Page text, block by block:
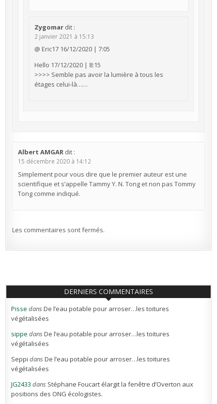
Zygomar dit :
2 janvier 2021 à 15:13
@ Eric17 16/12/2020 | 7:05
Hello 17/12/2020 | 8:15
>>>> Semble pas avoir la lumière à tous les
étages celui-là……
Albert AMGAR dit :
15 décembre 2020 à 14:12
Simplement pour vous dire que le premier auteur est une
scientifique et s’appelle Tammy Y. N. Tong et non pas Tommy
Tong comme indiqué.
Les commentaires sont fermés.
DERNIERS COMMENTAIRES
Pisse dansDe l’eau potable pour arroser…les toitures
végétalisées
sippe dansDe l’eau potable pour arroser…les toitures
végétalisées
Seppi dansDe l’eau potable pour arroser…les toitures
végétalisées
JG2433 dans Stéphane Foucart élargit la fenêtre d’Overton aux
positions des ONG écologistes.